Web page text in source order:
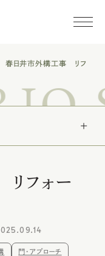
春日井市外構工事 リフォー
フォー
門・アプローチ